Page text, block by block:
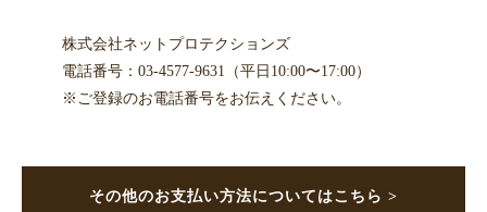
株式会社ネットプロテクションズ
電話番号：03-4577-9631（平日10:00〜17:00）
※ご登録のお電話番号をお伝えください。
その他のお支払い方法についてはこちら >